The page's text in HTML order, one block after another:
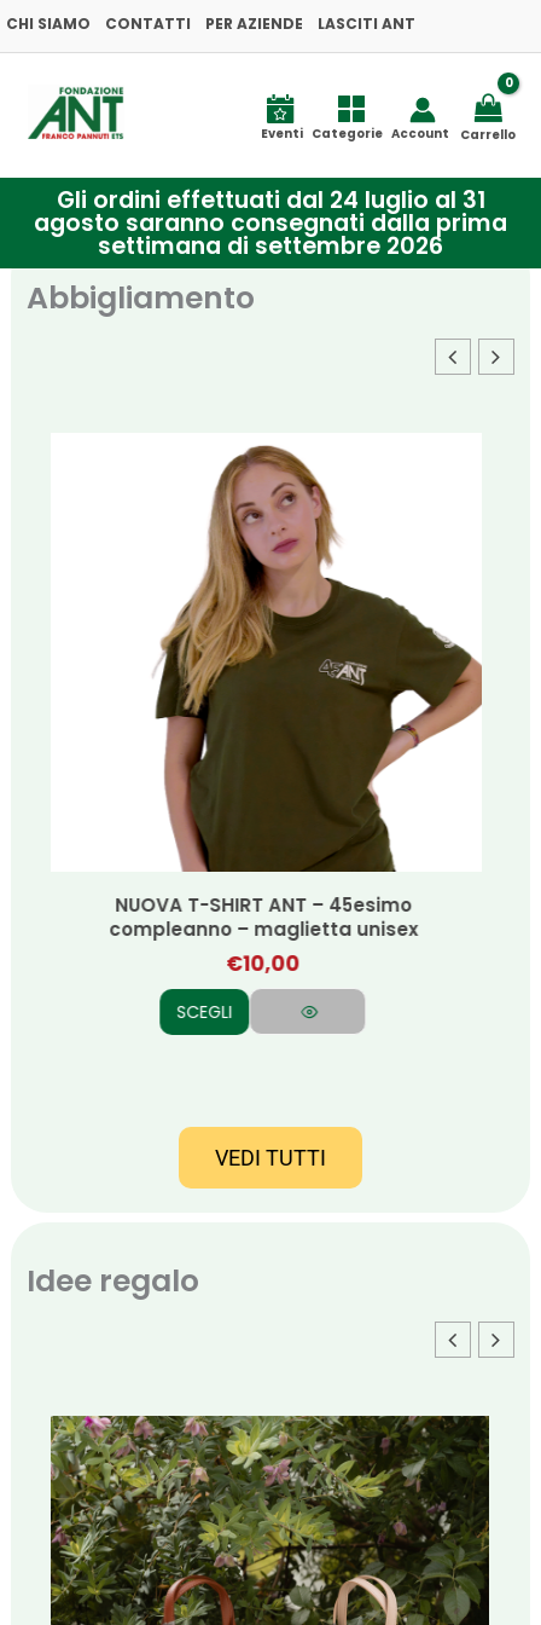
Vai
al
contenuto
CHI SIAMO CONTATTI PER AZIENDE LASCITI ANT
Eventi Categorie Account Carrello
Gli ordini effettuati dal 24 luglio al 31
agosto saranno consegnati dalla prima
settimana di settembre 2026
Abbigliamento
Borsa tote in tessuto
€56,00
AGGIUNGI AL CARRELLO
VEDI TUTTI
Idee regalo
Questo
prodotto
ha
più
varianti.
Le